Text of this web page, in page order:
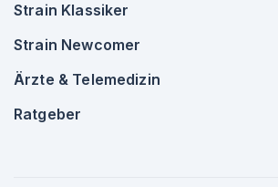
Strain Klassiker
Strain Newcomer
Ärzte & Telemedizin
Ratgeber